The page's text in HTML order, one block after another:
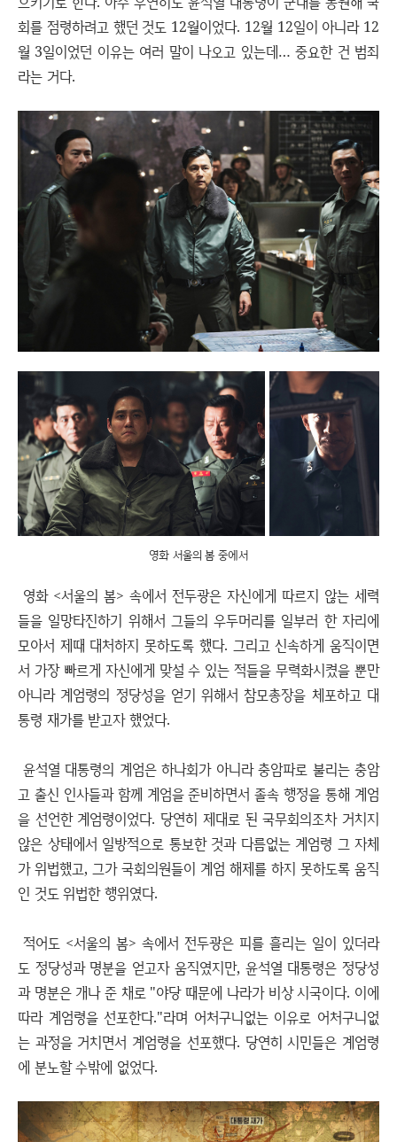
회를 점령하려고 했던 것도 12월이었다. 12월 12일이 아니라 12
월 3일이었던 이유는 여러 말이 나오고 있는데… 중요한 건 범죄
라는 거다.
영화 서울의 봄 중에서
영화 <서울의 봄> 속에서 전두광은 자신에게 따르지 않는 세력
들을 일망타진하기 위해서 그들의 우두머리를 일부러 한 자리에
모아서 제때 대처하지 못하도록 했다. 그리고 신속하게 움직이면
서 가장 빠르게 자신에게 맞설 수 있는 적들을 무력화시켰을 뿐만
아니라 계엄령의 정당성을 얻기 위해서 참모총장을 체포하고 대
통령 재가를 받고자 했었다.
윤석열 대통령의 계엄은 하나회가 아니라 충암파로 불리는 충암
고 출신 인사들과 함께 계엄을 준비하면서 졸속 행정을 통해 계엄
을 선언한 계엄령이었다. 당연히 제대로 된 국무회의조차 거치지
않은 상태에서 일방적으로 통보한 것과 다름없는 계엄령 그 자체
가 위법했고, 그가 국회의원들이 계엄 해제를 하지 못하도록 움직
인 것도 위법한 행위였다.
적어도 <서울의 봄> 속에서 전두광은 피를 흘리는 일이 있더라
도 정당성과 명분을 얻고자 움직였지만, 윤석열 대통령은 정당성
과 명분은 개나 준 채로 "야당 때문에 나라가 비상 시국이다. 이에
따라 계엄령을 선포한다."라며 어처구니없는 이유로 어처구니없
는 과정을 거치면서 계엄령을 선포했다. 당연히 시민들은 계엄령
에 분노할 수밖에 없었다.